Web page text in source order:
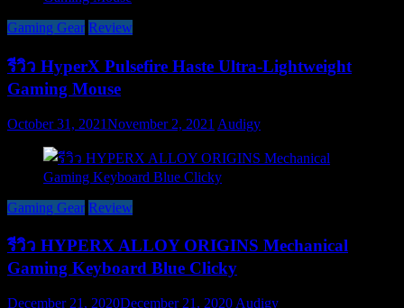
Gaming Gear Review
รีวิว HyperX Pulsefire Haste Ultra-Lightweight
Gaming Mouse
October 31, 2021November 2, 2021 Audigy
Gaming Gear Review
รีวิว HYPERX ALLOY ORIGINS Mechanical
Gaming Keyboard Blue Clicky
December 21, 2020December 21, 2020 Audigy